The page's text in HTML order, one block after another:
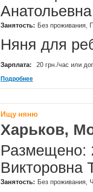
Занятость: Без проживания,
Няня для
Зарплата: 20 грн./час или
Подробнее
Ищу няню
Харьков,
Размещено:
Викторовна
Занятость: Без проживания,